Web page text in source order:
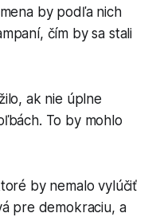
by podľa nich
čím by sa stali
ak nie úplne
To by mohlo
by nemalo vylúčiť
pre demokraciu, a